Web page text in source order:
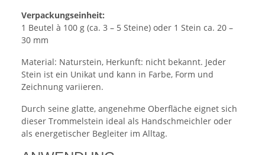
Verpackungseinheit:
1 Beutel à 100 g (ca. 3 – 5 Steine) oder 1 Stein ca. 20 –
30 mm
Material: Naturstein, Herkunft: nicht bekannt. Jeder
Stein ist ein Unikat und kann in Farbe, Form und
Zeichnung variieren.
Durch seine glatte, angenehme Oberfläche eignet sich
dieser Trommelstein ideal als Handschmeichler oder
als energetischer Begleiter im Alltag.